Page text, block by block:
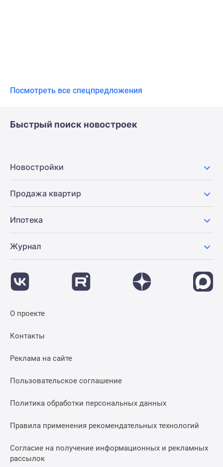
Посмотреть все спецпредложения
Быстрый поиск новостроек
Новостройки
Продажа квартир
Ипотека
Журнал
О проекте
Контакты
Реклама на сайте
Пользовательское соглашение
Политика обработки персональных данных
Правила применения рекомендательных технологий
Согласие на получение информационных и рекламных
рассылок